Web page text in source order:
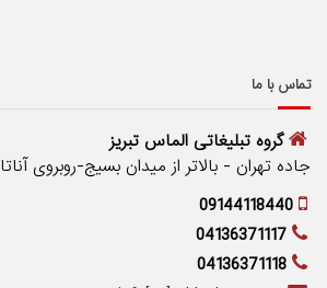
تماس با ما
گروه تبلیغاتی الماس تبریز
جاده تهران - بالاتر از میدان بسیج-روبروی آناتا
09144118440
04136371117
04136371118